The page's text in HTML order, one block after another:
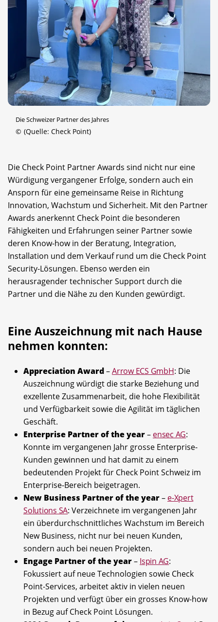
Die Schweizer Partner des Jahres
© (Quelle: Check Point)
Die Check Point Partner Awards sind nicht nur eine
Würdigung vergangener Erfolge, sondern auch ein
Ansporn für eine gemeinsame Reise in Richtung
Innovation, Wachstum und Sicherheit. Mit den Partner
Awards anerkennt Check Point die besonderen
Fähigkeiten und Erfahrungen seiner Partner sowie
deren Know-how in der Beratung, Integration,
Installation und dem Verkauf rund um die Check Point
Security-Lösungen. Ebenso werden ein
herausragender technischer Support durch die
Partner und die Nähe zu den Kunden gewürdigt.
Eine Auszeichnung mit nach Hause
nehmen konnten:
Appreciation Award–Arrow ECS GmbH: Die
Auszeichnung würdigt die starke Beziehung und
exzellente Zusammenarbeit, die hohe Flexibilität
und Verfügbarkeit sowie die Agilität im täglichen
Geschäft.
Enterprise Partner of the year– ensec AG:
Konnte im vergangenen Jahr grosse Enterprise-
Kunden gewinnen und hat damit zu einem
bedeutenden Projekt für Check Point Schweiz im
Enterprise-Bereich beigetragen.
New Business Partner of the year– e-Xpert
Solutions SA: Verzeichnete im vergangenen Jahr
ein überdurchschnittliches Wachstum im Bereich
New Business, nicht nur bei neuen Kunden,
sondern auch bei neuen Projekten.
Engage Partner of the year– Ispin AG:
Fokussiert auf neue Technologien sowie Check
Point-Services, arbeitet aktiv in vielen neuen
Projekten und verfügt über ein grosses Know-how
in Bezug auf Check Point Lösungen.